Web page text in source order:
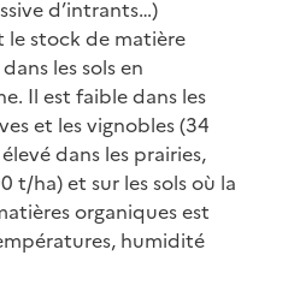
d’intrants…)
stock de matière
les sols en
Il est faible dans les
et les vignobles (34
dans les prairies,
t/ha) et sur les sols où la
organiques est
humidité